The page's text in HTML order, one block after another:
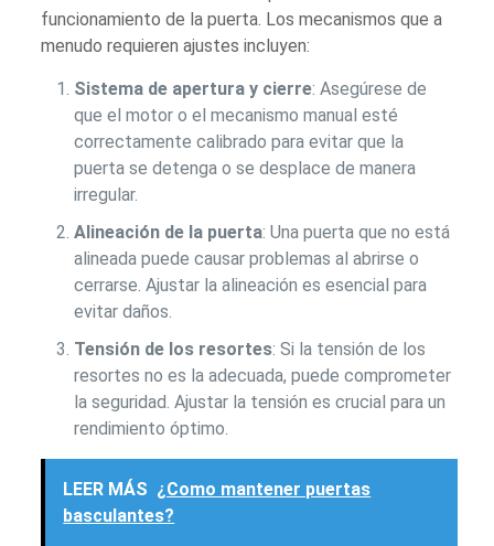
funcionamiento de la puerta. Los mecanismos que a
menudo requieren ajustes incluyen:
Sistema de apertura y cierre: Asegúrese de
que el motor o el mecanismo manual esté
correctamente calibrado para evitar que la
puerta se detenga o se desplace de manera
irregular.
Alineación de la puerta: Una puerta que no está
alineada puede causar problemas al abrirse o
cerrarse. Ajustar la alineación es esencial para
evitar daños.
Tensión de los resortes: Si la tensión de los
resortes no es la adecuada, puede comprometer
la seguridad. Ajustar la tensión es crucial para un
rendimiento óptimo.
LEER MÁS ¿Como mantener puertas
basculantes?